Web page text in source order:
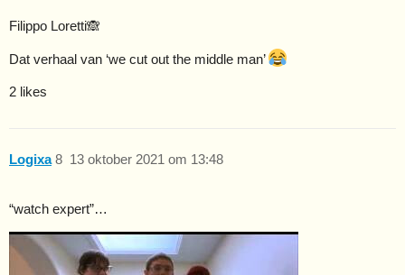
Filippo Loretti🙈
Dat verhaal van ‘we cut out the middle man’
2 likes
Logixa 13 oktober 2021 om 13:48
8
“watch expert”…